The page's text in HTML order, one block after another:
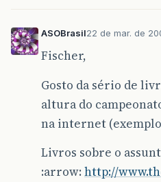
ASOBrasil22 de mar. de
Fischer,
Gosto da sério de
altura do
na internet
Livros sobre o
:arrow: http://